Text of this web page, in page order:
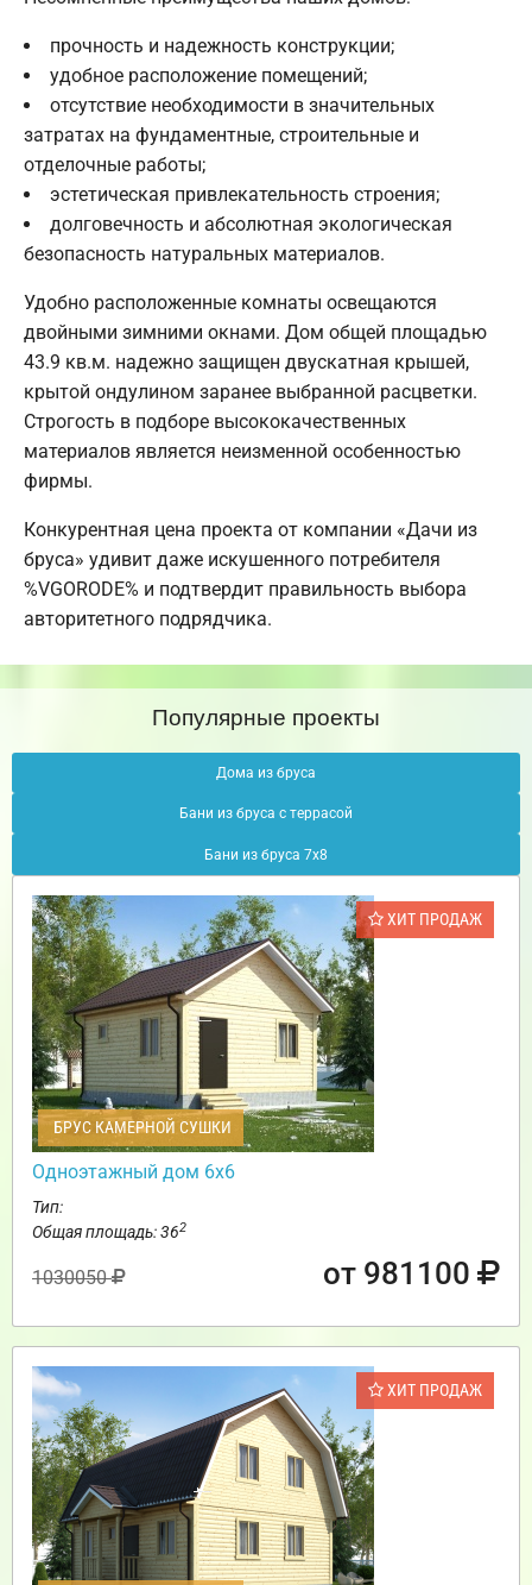
прочность и надежность конструкции;
удобное расположение помещений;
отсутствие необходимости в значительных
затратах на фундаментные, строительные и
отделочные работы;
эстетическая привлекательность строения;
долговечность и абсолютная экологическая
безопасность натуральных материалов.
Удобно расположенные комнаты освещаются
двойными зимними окнами. Дом общей площадью
43.9 кв.м. надежно защищен двускатная крышей,
крытой ондулином заранее выбранной расцветки.
Строгость в подборе высококачественных
материалов является неизменной особенностью
фирмы.
Конкурентная цена проекта от компании «Дачи из
бруса» удивит даже искушенного потребителя
%VGORODE% и подтвердит правильность выбора
авторитетного подрядчика.
Популярные проекты
Дома из бруса
Бани из бруса с террасой
Бани из бруса 7х8
ХИТ ПРОДАЖ
БРУС КАМЕРНОЙ СУШКИ
Одноэтажный дом 6х6
Тип:
Общая площадь: 362
1030050 от 981100
ХИТ ПРОДАЖ